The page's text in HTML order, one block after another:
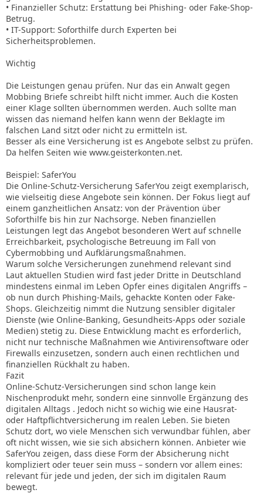
• Finanzieller Schutz: Erstattung bei Phishing- oder Fake-Shop-
Betrug.
• IT-Support: Soforthilfe durch Experten bei
Sicherheitsproblemen.
Wichtig
Die Leistungen genau prüfen. Nur das ein Anwalt gegen
Mobbing Briefe schreibt hilft nicht immer. Auch die Kosten
einer Klage sollten übernommen werden. Auch sollte man
wissen das niemand helfen kann wenn der Beklagte im
falschen Land sitzt oder nicht zu ermitteln ist.
Besser als eine Versicherung ist es Angebote selbst zu prüfen.
Da helfen Seiten wie www.geisterkonten.net.
Beispiel: SaferYou
Die Online-Schutz-Versicherung SaferYou zeigt exemplarisch,
wie vielseitig diese Angebote sein können. Der Fokus liegt auf
einem ganzheitlichen Ansatz: von der Prävention über
Soforthilfe bis hin zur Nachsorge. Neben finanziellen
Leistungen legt das Angebot besonderen Wert auf schnelle
Erreichbarkeit, psychologische Betreuung im Fall von
Cybermobbing und Aufklärungsmaßnahmen.
Warum solche Versicherungen zunehmend relevant sind
Laut aktuellen Studien wird fast jeder Dritte in Deutschland
mindestens einmal im Leben Opfer eines digitalen Angriffs –
ob nun durch Phishing-Mails, gehackte Konten oder Fake-
Shops. Gleichzeitig nimmt die Nutzung sensibler digitaler
Dienste (wie Online-Banking, Gesundheits-Apps oder soziale
Medien) stetig zu. Diese Entwicklung macht es erforderlich,
nicht nur technische Maßnahmen wie Antivirensoftware oder
Firewalls einzusetzen, sondern auch einen rechtlichen und
finanziellen Rückhalt zu haben.
Fazit
Online-Schutz-Versicherungen sind schon lange kein
Nischenprodukt mehr, sondern eine sinnvolle Ergänzung des
digitalen Alltags . Jedoch nicht so wichig wie eine Hausrat-
oder Haftpflichtversicherung im realen Leben. Sie bieten
Schutz dort, wo viele Menschen sich verwundbar fühlen, aber
oft nicht wissen, wie sie sich absichern können. Anbieter wie
SaferYou zeigen, dass diese Form der Absicherung nicht
kompliziert oder teuer sein muss – sondern vor allem eines:
relevant für jede und jeden, der sich im digitalen Raum
bewegt.